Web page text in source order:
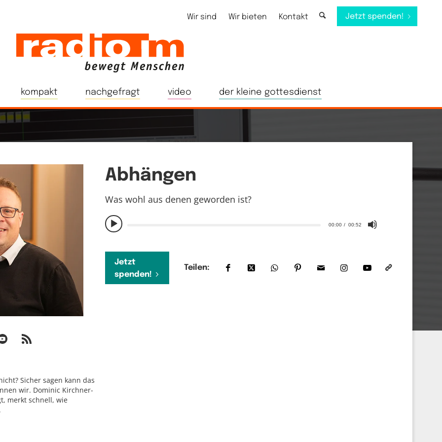
Wir sind Wir bieten Kontakt Jetzt spenden!
kompakt nachgefragt video der kleine gottesdienst
Abhängen
00:00 00:52
Was wohl aus denen geworden ist?
Jetzt
spenden!
Teilen:
Sicher sagen kann das
wir. Dominic Kirchner-
merkt schnell, wie